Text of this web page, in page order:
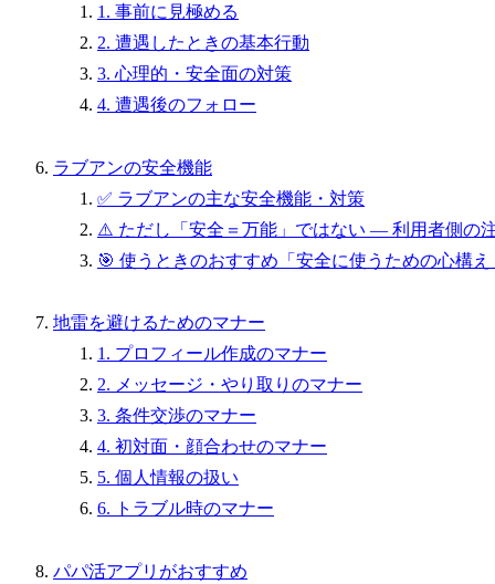
1. 事前に見極める
2. 遭遇したときの基本行動
3. 心理的・安全面の対策
4. 遭遇後のフォロー
ラブアンの安全機能
✅ ラブアンの主な安全機能・対策
⚠️ ただし「安全＝万能」ではない — 利用者側の
🎯 使うときのおすすめ「安全に使うための心構え
地雷を避けるためのマナー
1. プロフィール作成のマナー
2. メッセージ・やり取りのマナー
3. 条件交渉のマナー
4. 初対面・顔合わせのマナー
5. 個人情報の扱い
6. トラブル時のマナー
パパ活アプリがおすすめ